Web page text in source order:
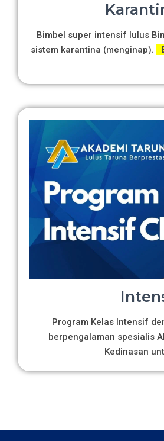
Bimbel super intensif lulus
sistem karantina (menginap).
Program Kelas Intensif
berpengalaman spesialis
Kedinasan